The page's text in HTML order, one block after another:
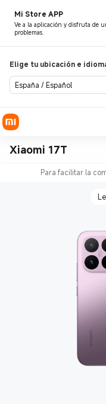
Mi Store APP
Ve a la aplicación y disfruta de
problemas.
Elige tu ubicación e
España / Español
Xiaomi 17T
Para facilitar la